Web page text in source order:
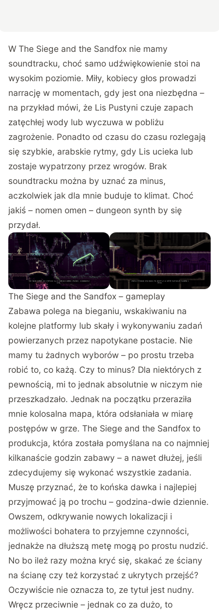
W The Siege and the Sandfox nie mamy
soundtracku, choć samo udźwiękowienie stoi na
wysokim poziomie. Miły, kobiecy głos prowadzi
narrację w momentach, gdy jest ona niezbędna –
na przykład mówi, że Lis Pustyni czuje zapach
zatęchłej wody lub wyczuwa w pobliżu
zagrożenie. Ponadto od czasu do czasu rozlegają
się szybkie, arabskie rytmy, gdy Lis ucieka lub
zostaje wypatrzony przez wrogów. Brak
soundtracku można by uznać za minus,
aczkolwiek jak dla mnie buduje to klimat. Choć
jakiś – nomen omen – dungeon synth by się
przydał.
The Siege and the Sandfox – gameplay
Zabawa polega na bieganiu, wskakiwaniu na
kolejne platformy lub skały i wykonywaniu zadań
powierzanych przez napotykane postacie. Nie
mamy tu żadnych wyborów – po prostu trzeba
robić to, co każą. Czy to minus? Dla niektórych z
pewnością, mi to jednak absolutnie w niczym nie
przeszkadzało. Jednak na początku przeraziła
mnie kolosalna mapa, która odsłaniała w miarę
postępów w grze. The Siege and the Sandfox to
produkcja, która została pomyślana na co najmniej
kilkanaście godzin zabawy – a nawet dłużej, jeśli
zdecydujemy się wykonać wszystkie zadania.
Muszę przyznać, że to końska dawka i najlepiej
przyjmować ją po trochu – godzina-dwie dziennie.
Owszem, odkrywanie nowych lokalizacji i
możliwości bohatera to przyjemne czynności,
jednakże na dłuższą metę mogą po prostu nudzić.
No bo ileż razy można kryć się, skakać ze ściany
na ścianę czy też korzystać z ukrytych przejść?
Oczywiście nie oznacza to, ze tytuł jest nudny.
Wręcz przeciwnie – jednak co za dużo, to